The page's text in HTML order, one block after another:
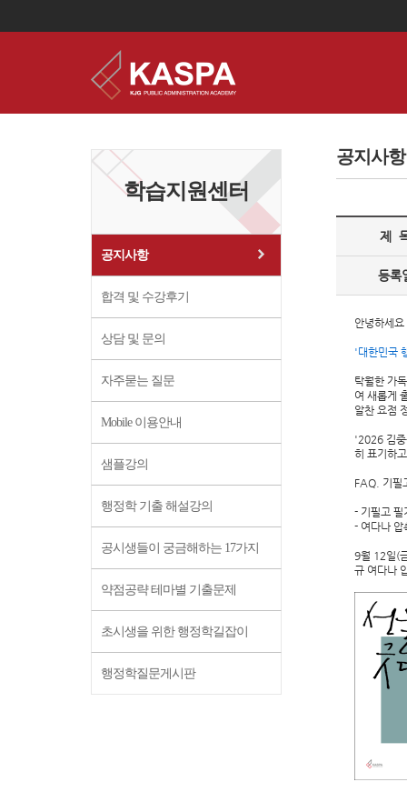
학습지원센터
공지사항
합격 및 수강후기
상담 및 문의
자주묻는 질문
Mobile 이용안내
샘플강의
행정학 기출 해설강의
공시생들이 궁금해하는 17가지
약점공략 테마별 기출문제
초시생을 위한 행정학길잡이
행정학질문게시판
공지사항
제
등록
안녕하세
'대한민국
탁월한 가
여 새롭게
알찬 요점
'2026 김중
히 표기하
FAQ. 기필
- 기필고 필
- 여다나 압
9월 12일(
규 여다나